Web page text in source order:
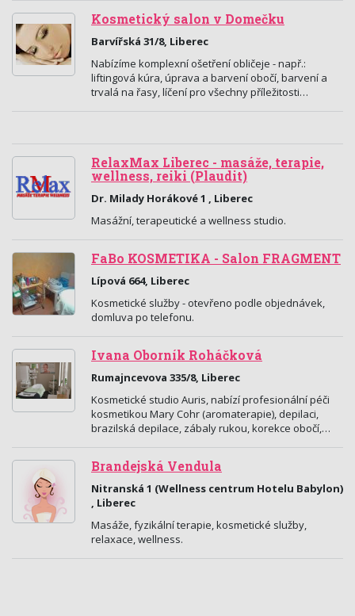
Kosmetický salon v Domečku
Barvířská 31/8, Liberec
Nabízíme komplexní ošetření obličeje - např.:
liftingová kúra, úprava a barvení obočí, barvení a
trvalá na řasy, líčení pro všechny příležitosti…
RelaxMax Liberec - masáže, terapie,
wellness, reiki (Plaudit)
Dr. Milady Horákové 1 , Liberec
Masážní, terapeutické a wellness studio.
FaBo KOSMETIKA - Salon FRAGMENT
Lípová 664, Liberec
Kosmetické služby - otevřeno podle objednávek,
domluva po telefonu.
Ivana Oborník Roháčková
Rumajncevova 335/8, Liberec
Kosmetické studio Auris, nabízí profesionální péči
kosmetikou Mary Cohr (aromaterapie), depilaci,
brazilská depilace, zábaly rukou, korekce obočí,…
Brandejská Vendula
Nitranská 1 (Wellness centrum Hotelu Babylon)
, Liberec
Masáže, fyzikální terapie, kosmetické služby,
relaxace, wellness.